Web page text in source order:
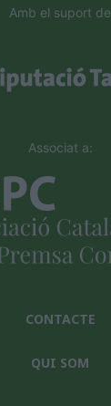
Amb el suport de
Associat a:
CONTACTE
QUI SOM